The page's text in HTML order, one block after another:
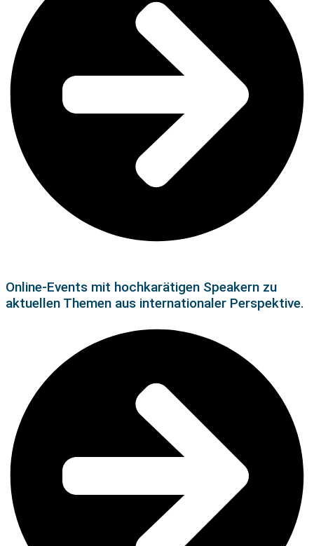
Online-Events mit hochkarätigen Speakern zu
aktuellen Themen aus internationaler Perspektive.